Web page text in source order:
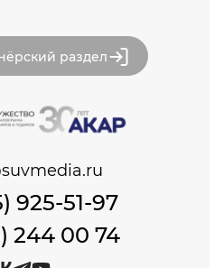
раздел
925-51-97
244 00 74